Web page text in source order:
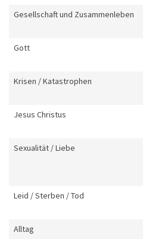
Gesellschaft und Zusammenleben
Gott
Krisen / Katastrophen
Jesus Christus
Sexualität / Liebe
Leid / Sterben / Tod
Alltag